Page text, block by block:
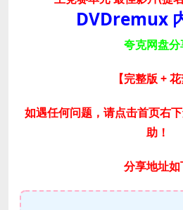
DVDremux
夸克网盘分
【完整版 +
如遇任何问题，请点击首页右
助！
分享地址如